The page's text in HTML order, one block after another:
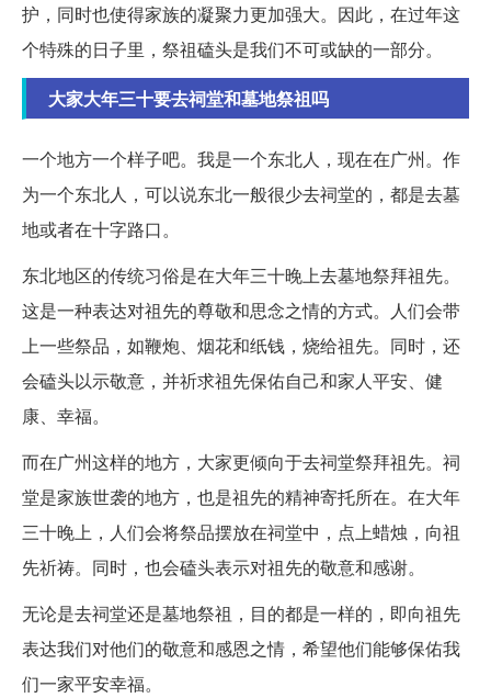
护，同时也使得家族的凝聚力更加强大。因此，在过年这
个特殊的日子里，祭祖磕头是我们不可或缺的一部分。
大家大年三十要去祠堂和墓地祭祖吗
一个地方一个样子吧。我是一个东北人，现在在广州。作
为一个东北人，可以说东北一般很少去祠堂的，都是去墓
地或者在十字路口。
东北地区的传统习俗是在大年三十晚上去墓地祭拜祖先。
这是一种表达对祖先的尊敬和思念之情的方式。人们会带
上一些祭品，如鞭炮、烟花和纸钱，烧给祖先。同时，还
会磕头以示敬意，并祈求祖先保佑自己和家人平安、健
康、幸福。
而在广州这样的地方，大家更倾向于去祠堂祭拜祖先。祠
堂是家族世袭的地方，也是祖先的精神寄托所在。在大年
三十晚上，人们会将祭品摆放在祠堂中，点上蜡烛，向祖
先祈祷。同时，也会磕头表示对祖先的敬意和感谢。
无论是去祠堂还是墓地祭祖，目的都是一样的，即向祖先
表达我们对他们的敬意和感恩之情，希望他们能够保佑我
们一家平安幸福。